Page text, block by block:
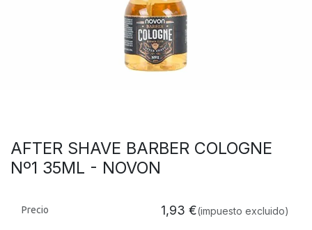
AFTER SHAVE BARBER COLOGNE
Nº1 35ML - NOVON
Precio 1,93 €(impuesto excluido)